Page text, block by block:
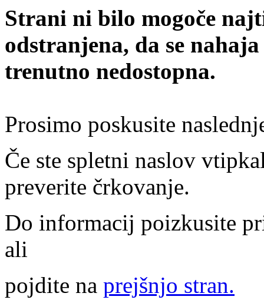
Strani ni bilo mogoče
odstranjena, da se
trenutno nedostopna.
Prosimo poskusite
Če ste spletni naslov
preverite črkovanje.
Do informacij poizkusite
ali
pojdite na prejšnjo stran.